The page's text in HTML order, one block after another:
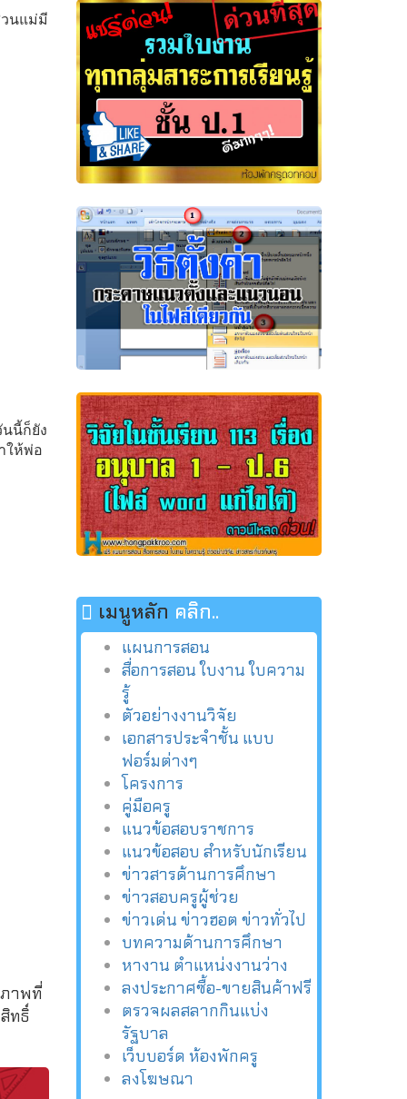
นแม่มี
นี้ก็ยัง
ให้พ่อ
าพที่
ทธิ์
เมนูหลัก คลิก..
แผนการสอน
สื่อการสอน ใบงาน ใบความ
รู้
ตัวอย่างงานวิจัย
เอกสารประจำชั้น แบบ
ฟอร์มต่างๆ
โครงการ
คู่มือครู
แนวข้อสอบราชการ
แนวข้อสอบ สำหรับนักเรียน
ข่าวสารด้านการศึกษา
ข่าวสอบครูผู้ช่วย
ข่าวเด่น ข่าวฮอต ข่าวทั่วไป
บทความด้านการศึกษา
หางาน ตำแหน่งงานว่าง
ลงประกาศซื้อ-ขายสินค้าฟรี
ตรวจผลสลากกินแบ่ง
รัฐบาล
เว็บบอร์ด ห้องพักครู
ลงโฆษณา